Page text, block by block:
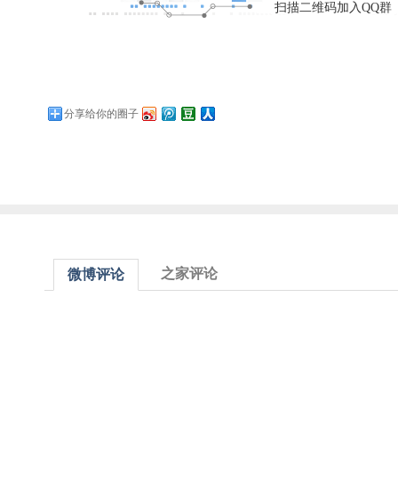
扫描二维码加入QQ群
分享给你的圈子
微博评论 之家评论